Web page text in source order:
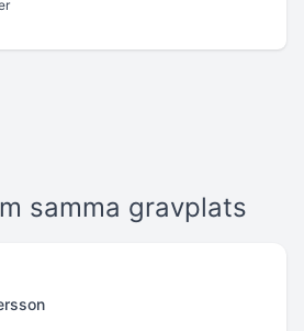
samma gravplats